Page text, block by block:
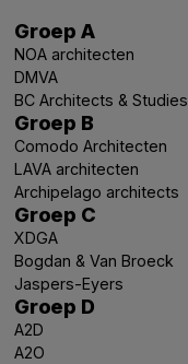
Groep A
NOA architecten
DMVA
BC Architects & Studies
Groep B
Comodo Architecten
LAVA architecten
Archipelago architects
Groep C
XDGA
Bogdan & Van Broeck
Jaspers-Eyers
Groep D
A2D
A2O